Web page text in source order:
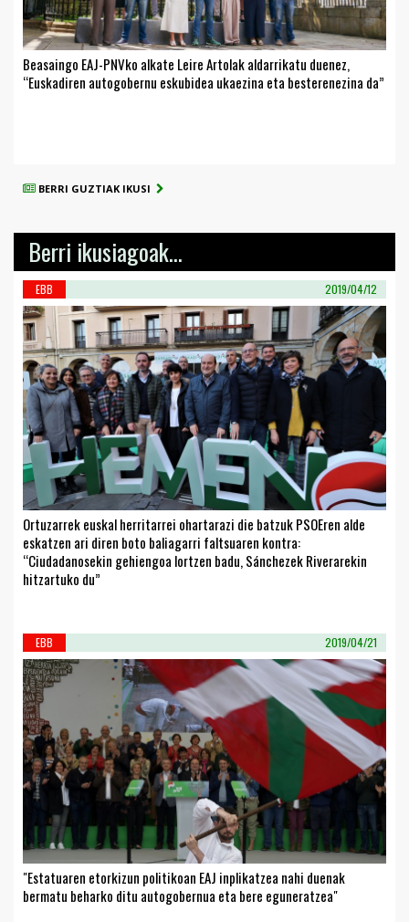
Beasaingo EAJ-PNVko alkate Leire Artolak aldarrikatu duenez,
“Euskadiren autogobernu eskubidea ukaezina eta besterenezina da”
BERRI GUZTIAK IKUSI
Berri ikusiagoak...
EBB 2019/04/12
Ortuzarrek euskal herritarrei ohartarazi die batzuk PSOEren alde
eskatzen ari diren boto baliagarri faltsuaren kontra:
“Ciudadanosekin gehiengoa lortzen badu, Sánchezek Riverarekin
hitzartuko du”
EBB 2019/04/21
"Estatuaren etorkizun politikoan EAJ inplikatzea nahi duenak
bermatu beharko ditu autogobernua eta bere eguneratzea"